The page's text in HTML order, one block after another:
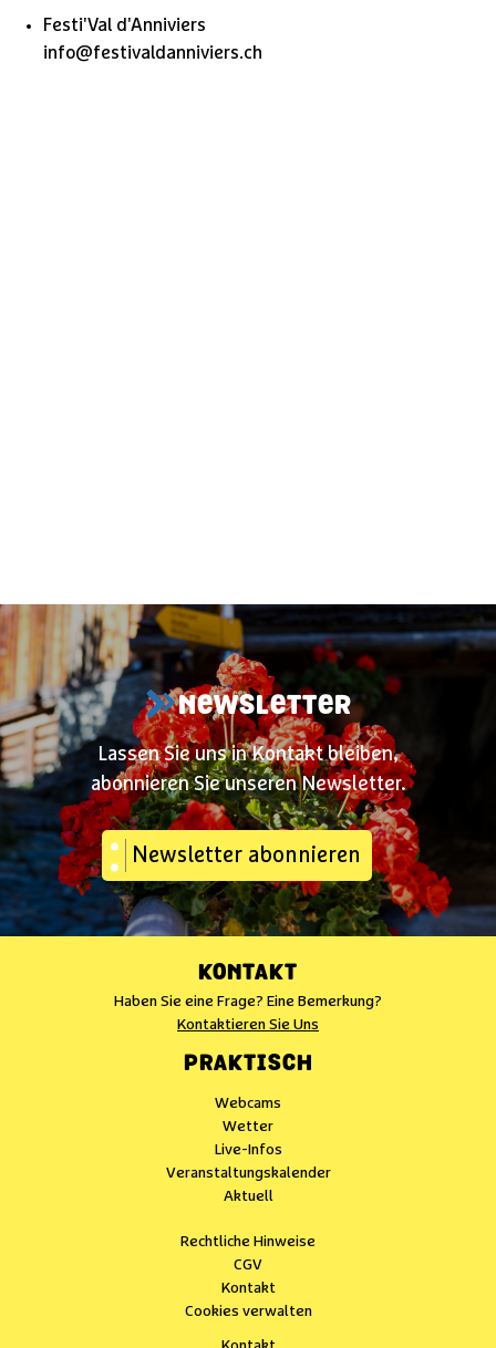
Festi'Val d'Anniviers
info@festivaldanniviers.ch
NEWSLETTER
Lassen Sie uns in Kontakt bleiben,
abonnieren Sie unseren Newsletter.
Newsletter abonnieren
KONTAKT
Haben Sie eine Frage? Eine Bemerkung?
Kontaktieren Sie Uns
PRAKTISCH
Webcams
Wetter
Live-Infos
Veranstaltungskalender
Aktuell
Rechtliche Hinweise
CGV
Kontakt
Cookies verwalten